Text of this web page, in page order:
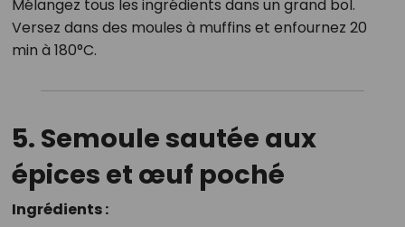
Mélangez tous les ingrédients dans un grand bol.
Versez dans des moules à muffins et enfournez 20
min à 180°C.
5. Semoule sautée aux
épices et œuf poché
Ingrédients :